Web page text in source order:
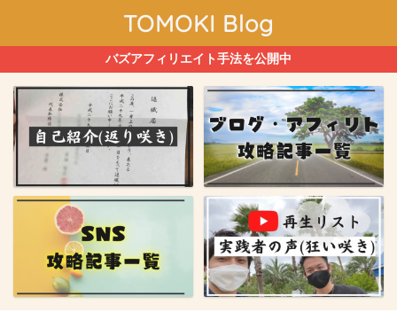
TOMOKI Blog
バズアフィリエイト手法を公開中